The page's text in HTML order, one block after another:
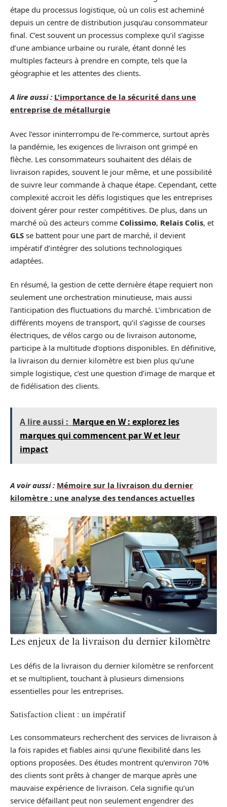
étape du processus logistique, où un colis est acheminé
depuis un centre de distribution jusqu’au consommateur
final. C’est souvent un processus complexe qu’il s’agisse
d’une ambiance urbaine ou rurale, étant donné les
multiples facteurs à prendre en compte, tels que la
géographie et les attentes des clients.
A lire aussi : L'importance de la sécurité dans une
entreprise de métallurgie
Avec l’essor ininterrompu de l’e-commerce, surtout après
la pandémie, les exigences de livraison ont grimpé en
flèche. Les consommateurs souhaitent des délais de
livraison rapides, souvent le jour même, et une possibilité
de suivre leur commande à chaque étape. Cependant, cette
complexité accroit les défis logistiques que les entreprises
doivent gérer pour rester compétitives. De plus, dans un
marché où des acteurs comme Colissimo, Relais Colis, et
GLS se battent pour une part de marché, il devient
impératif d’intégrer des solutions technologiques
adaptées.
En résumé, la gestion de cette dernière étape requiert non
seulement une orchestration minutieuse, mais aussi
l’anticipation des fluctuations du marché. L’imbrication de
différents moyens de transport, qu’il s’agisse de courses
électriques, de vélos cargo ou de livraison autonome,
participe à la multitude d’options disponibles. En définitive,
la livraison du dernier kilomètre est bien plus qu’une
simple logistique, c’est une question d’image de marque et
de fidélisation des clients.
A lire aussi : Marque en W : explorez les
marques qui commencent par W et leur
impact
A voir aussi : Mémoire sur la livraison du dernier
kilomètre : une analyse des tendances actuelles
Les enjeux de la livraison du dernier kilomètre
Les défis de la livraison du dernier kilomètre se renforcent
et se multiplient, touchant à plusieurs dimensions
essentielles pour les entreprises.
Satisfaction client : un impératif
Les consommateurs recherchent des services de livraison à
la fois rapides et fiables ainsi qu’une flexibilité dans les
options proposées. Des études montrent qu’environ 70%
des clients sont prêts à changer de marque après une
mauvaise expérience de livraison. Cela signifie qu’un
service défaillant peut non seulement engendrer des